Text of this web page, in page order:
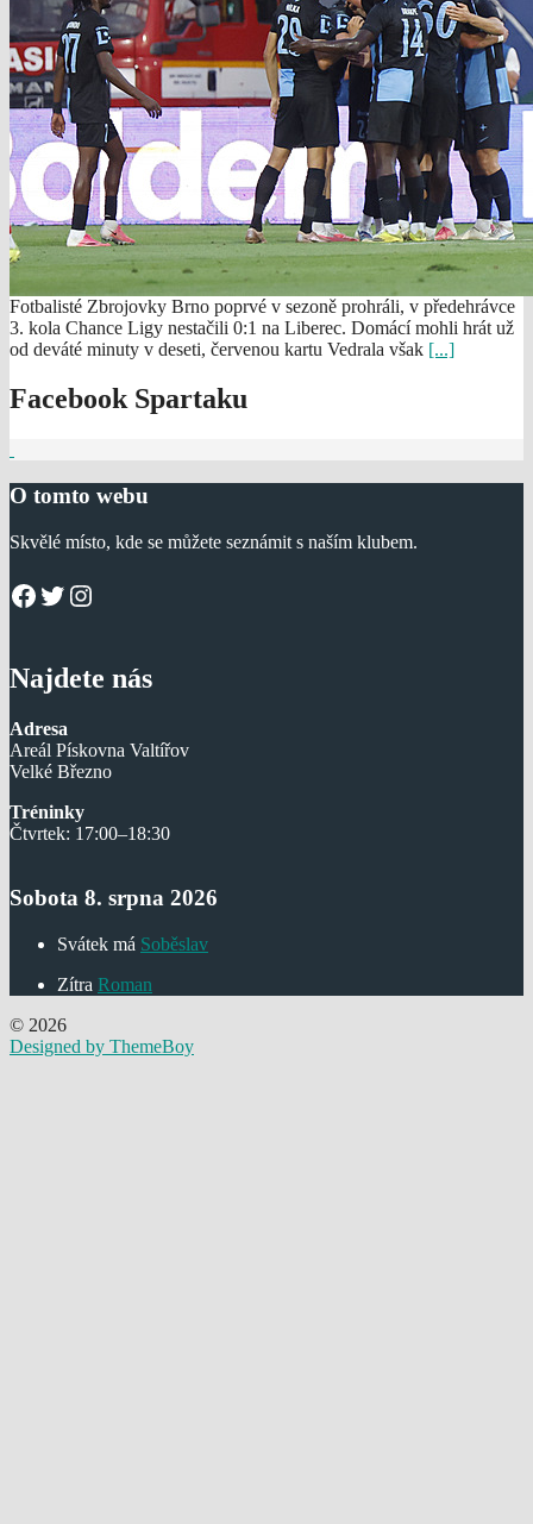
Fotbalisté Zbrojovky Brno poprvé v sezoně prohráli, v předehrávce
3. kola Chance Ligy nestačili 0:1 na Liberec. Domácí mohli hrát už
od deváté minuty v deseti, červenou kartu Vedrala však [...]
Facebook Spartaku
O tomto webu
Skvělé místo, kde se můžete seznámit s naším klubem.
Facebook
Twitter
Instagram
Najdete nás
Adresa
Areál Pískovna Valtířov
Velké Březno
Tréninky
Čtvrtek: 17:00–18:30
Sobota 8. srpna 2026
Svátek má Soběslav
Zítra Roman
© 2026
Designed by ThemeBoy